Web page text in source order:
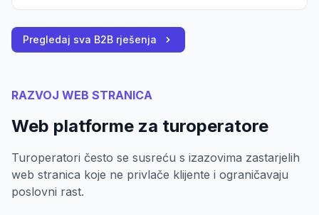
Pregledaj sva B2B rješenja
RAZVOJ WEB STRANICA
Web platforme za turoperatore
Turoperatori često se susreću s izazovima zastarjelih
web stranica koje ne privlače klijente i ograničavaju
poslovni rast.